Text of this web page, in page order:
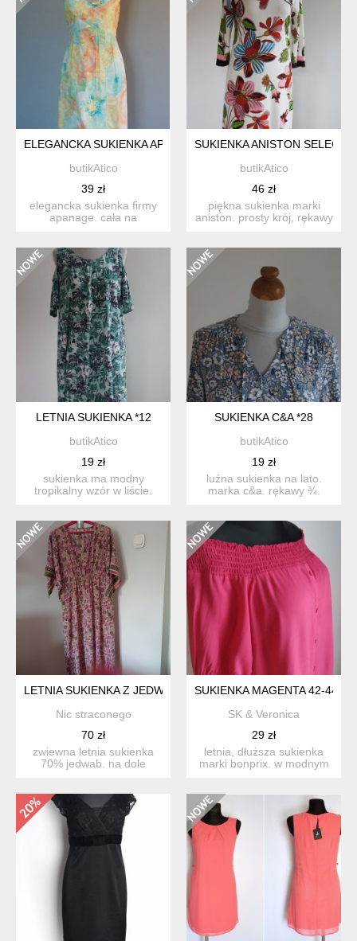
ELEGANCKA SUKIENKA APANAGE *27
butikAtico
39 zł
elegancka sukienka firmy
apanage. cała na
SUKIENKA ANISTON
butikAtico
46 zł
piękna sukienka marki
aniston. prosty krój, rękawy
LETNIA SUKIENKA *12
butikAtico
19 zł
sukienka ma modny
tropikalny wzór w liście.
SUKIENKA C&A *28
butikAtico
19 zł
luźna sukienka na lato.
marka c&a. rękawy ¾.
LETNIA SUKIENKA Z JEDWABIEM
Nic straconego
70 zł
zwiewna letnia sukienka
70% jedwab. na dole
SUKIENKA MAGENTA 42-44
SK & Veronica
29 zł
letnia, dłuższa sukienka
marki bonprix. w modnym